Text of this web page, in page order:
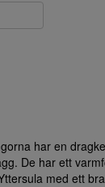
har en
De har ett
med ett